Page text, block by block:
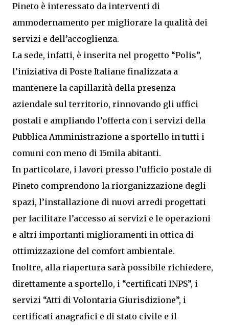
Pineto è interessato da interventi di
ammodernamento per migliorare la qualità dei
servizi e dell’accoglienza.
La sede, infatti, è inserita nel progetto “Polis”,
l’iniziativa di Poste Italiane finalizzata a
mantenere la capillarità della presenza
aziendale sul territorio, rinnovando gli uffici
postali e ampliando l’offerta con i servizi della
Pubblica Amministrazione a sportello in tutti i
comuni con meno di 15mila abitanti.
In particolare, i lavori presso l’ufficio postale di
Pineto comprendono la riorganizzazione degli
spazi, l’installazione di nuovi arredi progettati
per facilitare l’accesso ai servizi e le operazioni
e altri importanti miglioramenti in ottica di
ottimizzazione del comfort ambientale.
Inoltre, alla riapertura sarà possibile richiedere,
direttamente a sportello, i “certificati INPS”, i
servizi “Atti di Volontaria Giurisdizione”, i
certificati anagrafici e di stato civile e il